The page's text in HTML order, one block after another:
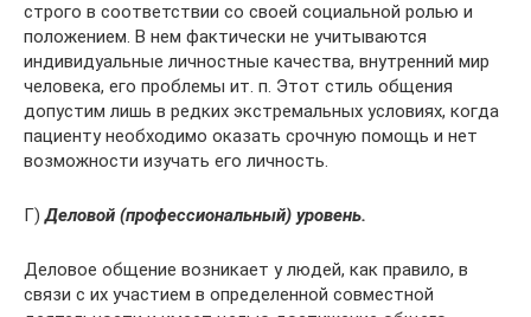
строго в соответствии со своей социальной ролью и
положением. В нем фактически не учитываются
индивидуальные личностные качества, внутренний мир
человека, его проблемы ит. п. Этот стиль общения
допустим лишь в редких экстремальных условиях, когда
пациенту необходимо оказать срочную помощь и нет
возможности изучать его личность.
Г)Деловой (профессиональный) уровень.
Деловое общение возникает у людей, как правило, в
связи с их участием в определенной совместной